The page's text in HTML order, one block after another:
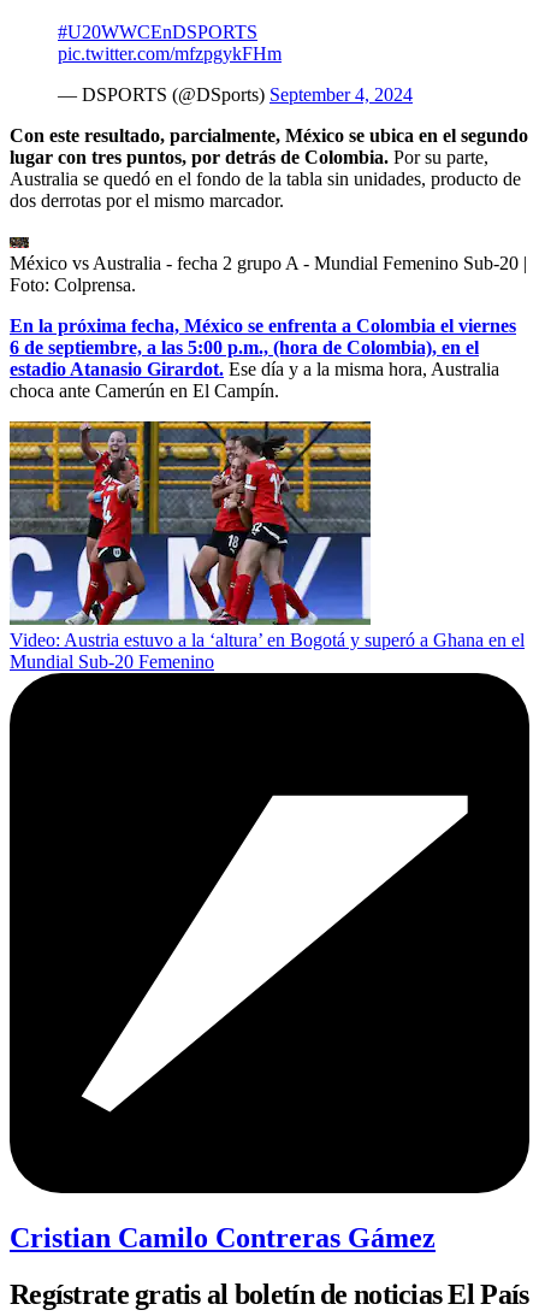
#U20WWCEnDSPORTS
pic.twitter.com/mfzpgykFHm
— DSPORTS (@DSports) September 4, 2024
Con este resultado, parcialmente, México se ubica en el segundo
lugar con tres puntos, por detrás de Colombia. Por su parte,
Australia se quedó en el fondo de la tabla sin unidades, producto de
dos derrotas por el mismo marcador.
México vs Australia - fecha 2 grupo A - Mundial Femenino Sub-20 |
Foto: Colprensa.
En la próxima fecha, México se enfrenta a Colombia el viernes
6 de septiembre, a las 5:00 p.m., (hora de Colombia), en el
estadio Atanasio Girardot. Ese día y a la misma hora, Australia
choca ante Camerún en El Campín.
Video: Austria estuvo a la ‘altura’ en Bogotá y superó a Ghana en el
Mundial Sub-20 Femenino
Cristian Camilo Contreras Gámez
Regístrate gratis al boletín de noticias El País